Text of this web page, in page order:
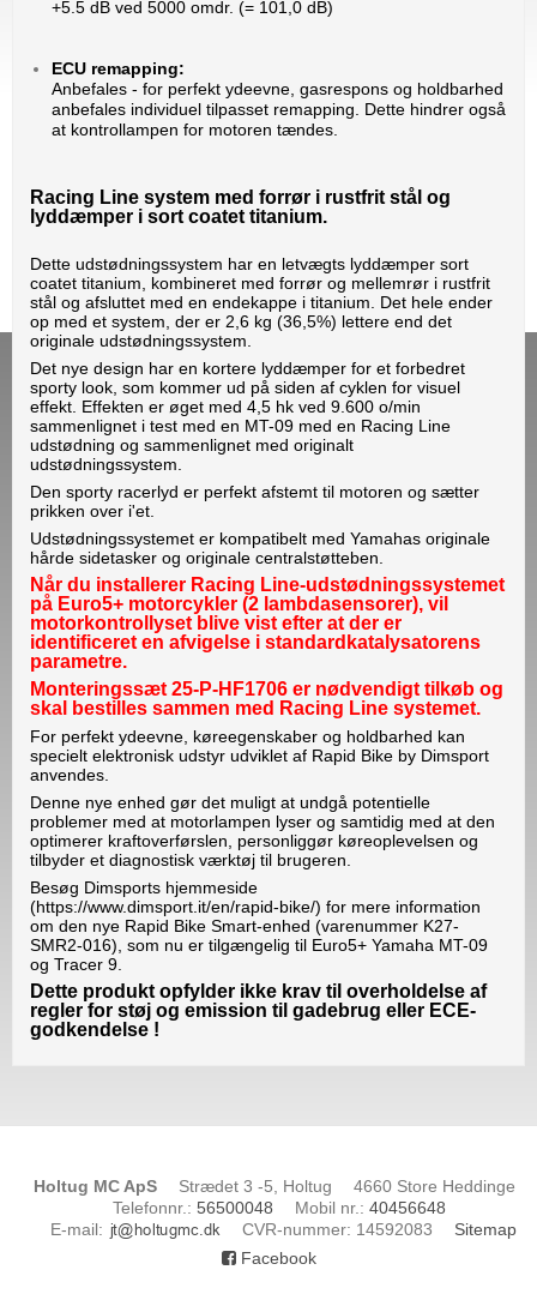
+5.5 dB ved 5000 omdr. (= 101,0 dB)
ECU remapping:
Anbefales - for perfekt ydeevne, gasrespons og holdbarhed
anbefales individuel tilpasset remapping. Dette hindrer også
at kontrollampen for motoren tændes.
Racing Line system med forrør i rustfrit stål og
lyddæmper i sort coatet titanium.
Dette udstødningssystem har en letvægts lyddæmper sort
coatet titanium, kombineret med forrør og mellemrør i rustfrit
stål og afsluttet med en endekappe i titanium. Det hele ender
op med et system, der er 2,6 kg (36,5%) lettere end det
originale udstødningssystem.
Det nye design har en kortere lyddæmper for et forbedret
sporty look, som kommer ud på siden af cyklen for visuel
effekt. Effekten er øget med 4,5 hk ved 9.600 o/min
sammenlignet i test med en MT-09 med en Racing Line
udstødning og sammenlignet med originalt
udstødningssystem.
Den sporty racerlyd er perfekt afstemt til motoren og sætter
prikken over i'et.
Udstødningssystemet er kompatibelt med Yamahas originale
hårde sidetasker og originale centralstøtteben.
Når du installerer Racing Line-udstødningssystemet
på Euro5+ motorcykler (2 lambdasensorer), vil
motorkontrollyset blive vist efter at der er
identificeret en afvigelse i standardkatalysatorens
parametre.
Monteringssæt 25-P-HF1706 er nødvendigt tilkøb og
skal bestilles sammen med Racing Line systemet.
For perfekt ydeevne, køreegenskaber og holdbarhed kan
specielt elektronisk udstyr udviklet af Rapid Bike by Dimsport
anvendes.
Denne nye enhed gør det muligt at undgå potentielle
problemer med at motorlampen lyser og samtidig med at den
optimerer kraftoverførslen, personliggør køreoplevelsen og
tilbyder et diagnostisk værktøj til brugeren.
Besøg Dimsports hjemmeside
(https://www.dimsport.it/en/rapid-bike/) for mere information
om den nye Rapid Bike Smart-enhed (varenummer K27-
SMR2-016), som nu er tilgængelig til Euro5+ Yamaha MT-09
og Tracer 9.
Dette produkt opfylder ikke krav til overholdelse af
regler for støj og emission til gadebrug eller ECE-
godkendelse !
Holtug MC ApS Strædet 3 -5, Holtug
4660 Store Heddinge
Telefonnr.: 56500048 Mobil nr.: 40456648
E-mail: CVR-nummer: 14592083
Sitemap
Facebook